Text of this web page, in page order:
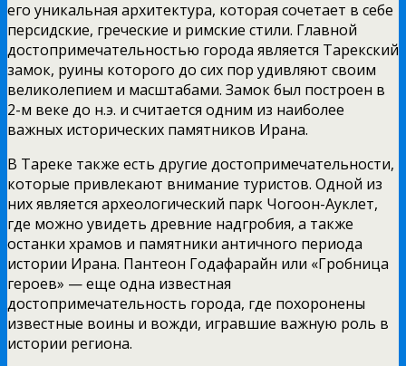
его уникальная архитектура, которая сочетает в себе
персидские, греческие и римские стили. Главной
достопримечательностью города является Тарекский
замок, руины которого до сих пор удивляют своим
великолепием и масштабами. Замок был построен в
2-м веке до н.э. и считается одним из наиболее
важных исторических памятников Ирана.
В Тареке также есть другие достопримечательности,
которые привлекают внимание туристов. Одной из
них является археологический парк Чогоон-Ауклет,
где можно увидеть древние надгробия, а также
останки храмов и памятники античного периода
истории Ирана. Пантеон Годафарайн или «Гробница
героев» — еще одна известная
достопримечательность города, где похоронены
известные воины и вожди, игравшие важную роль в
истории региона.